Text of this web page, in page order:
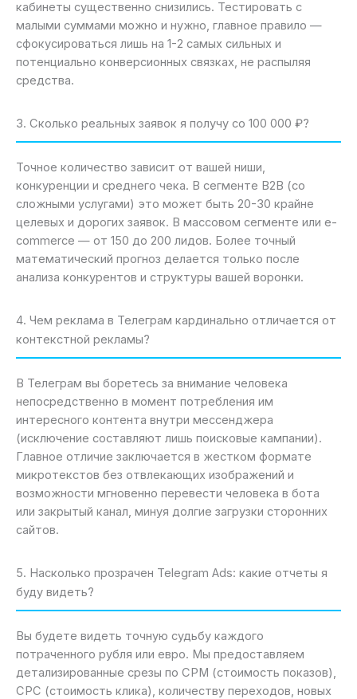
кабинеты существенно снизились. Тестировать с
малыми суммами можно и нужно, главное правило —
сфокусироваться лишь на 1-2 самых сильных и
потенциально конверсионных связках, не распыляя
средства.
3. Сколько реальных заявок я получу со 100 000 ₽?
Точное количество зависит от вашей ниши,
конкуренции и среднего чека. В сегменте B2B (со
сложными услугами) это может быть 20-30 крайне
целевых и дорогих заявок. В массовом сегменте или e-
commerce — от 150 до 200 лидов. Более точный
математический прогноз делается только после
анализа конкурентов и структуры вашей воронки.
4. Чем реклама в Телеграм кардинально отличается от
контекстной рекламы?
В Телеграм вы боретесь за внимание человека
непосредственно в момент потребления им
интересного контента внутри мессенджера
(исключение составляют лишь поисковые кампании).
Главное отличие заключается в жестком формате
микротекстов без отвлекающих изображений и
возможности мгновенно перевести человека в бота
или закрытый канал, минуя долгие загрузки сторонних
сайтов.
5. Насколько прозрачен Telegram Ads: какие отчеты я
буду видеть?
Вы будете видеть точную судьбу каждого
потраченного рубля или евро. Мы предоставляем
детализированные срезы по CPM (стоимость показов),
CPC (стоимость клика), количеству переходов, новых